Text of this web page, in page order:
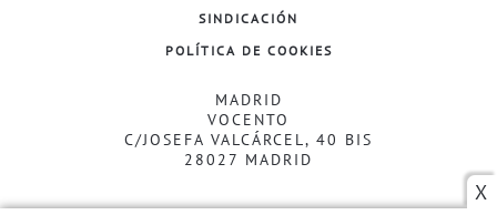
X
SINDICACIÓN
POLÍTICA DE COOKIES
MADRID
VOCENTO
C/JOSEFA VALCÁRCEL, 40 BIS
28027 MADRID